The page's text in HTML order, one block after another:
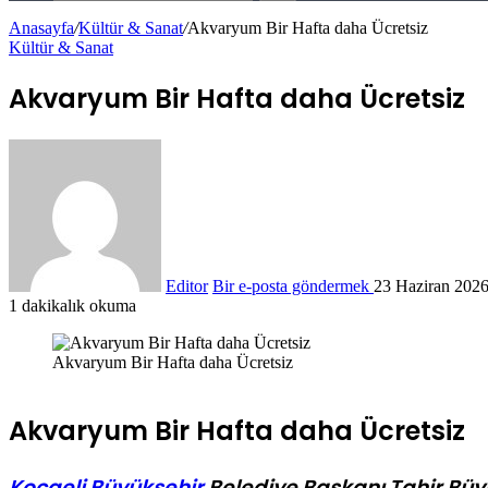
Anasayfa/Kültür & Sanat/Akvaryum Bir Hafta daha Ücretsiz
Kültür & Sanat
Akvaryum Bir Hafta daha Ücretsiz
Editor Bir e-posta göndermek 23 Haziran 2026
1 dakikalık okuma
Akvaryum Bir Hafta daha Ücretsiz
Akvaryum Bir Hafta daha Ücretsiz